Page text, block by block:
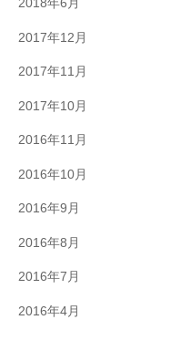
2018年6月
2017年12月
2017年11月
2017年10月
2016年11月
2016年10月
2016年9月
2016年8月
2016年7月
2016年4月